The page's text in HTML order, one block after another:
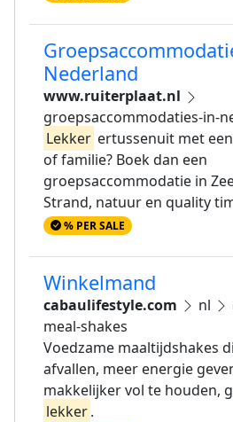
Nederland
www.ruiterplaat.nl
groepsaccommodaties-in-
Lekker ertussenuit met
of familie? Boek dan een
groepsaccommodatie in
Strand, natuur en quality
% PER SALE
Winkelmand
cabaulifestyle.com nl
meal-shakes
Voedzame maaltijdshakes
afvallen, meer energie
makkelijker vol te houden,
lekker.